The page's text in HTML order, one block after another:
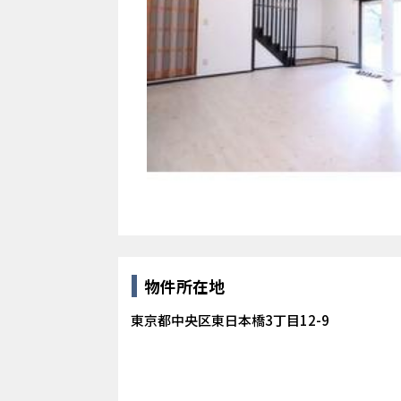
物件所在地
東京都中央区東日本橋3丁目12-9